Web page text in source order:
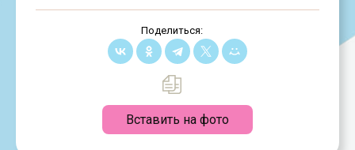
Поделиться:
Вставить на фото